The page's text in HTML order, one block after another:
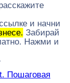
и начни
Забирай
Нажми и
Пошаговая